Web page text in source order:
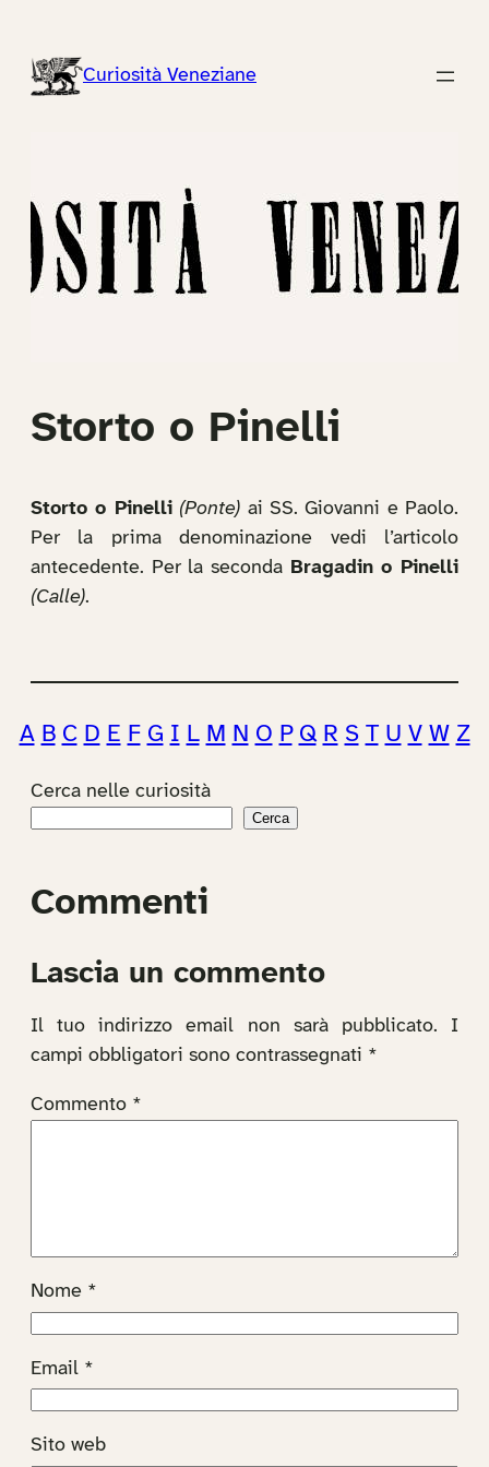
contenutoCuriosità Veneziane
Storto o Pinelli
Storto o Pinelli (Ponte) ai SS. Giovanni e Paolo.
Per la prima denominazione vedi l’articolo
antecedente. Per la seconda Bragadin o Pinelli
(Calle).
A B C D E F G I L M N O P Q R S T U V W Z
Cerca nelle curiosità
Cerca
Commenti
Lascia un commento
Il tuo indirizzo email non sarà pubblicato.
I
campi obbligatori sono contrassegnati *
Commento *
Nome *
Email *
Sito web